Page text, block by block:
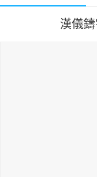
漢儀